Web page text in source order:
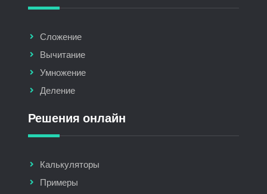
Сложение
Вычитание
Умножение
Деление
Решения онлайн
Калькуляторы
Примеры